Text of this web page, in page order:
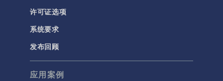
许可证选项
系统要求
发布回顾
应用案例